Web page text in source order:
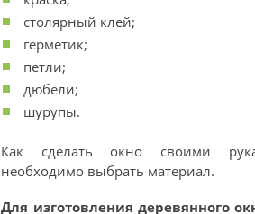
столярный клей;
герметик;
петли;
дюбели;
шурупы.
Как сделать окно своими
необходимо выбрать материал.
Для изготовления деревянного